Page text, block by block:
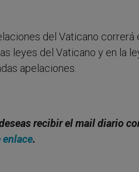
del Vaticano correrá
leyes del Vaticano y en la
apelaciones.
recibir el mail diario
enlace.